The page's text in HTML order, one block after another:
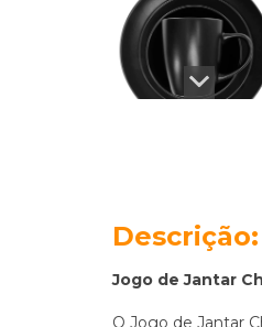
Descrição:
Jogo de Jantar
O Jogo de Jantar